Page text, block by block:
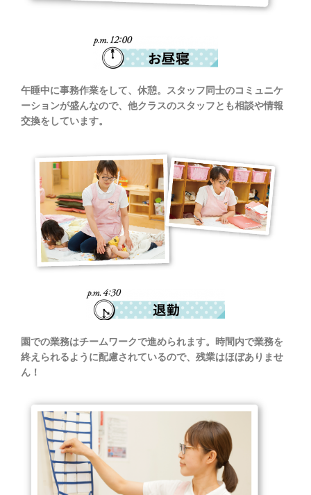
午睡中に事務作業をして、休憩。スタッフ同士のコミュニケ
ーションが盛んなので、他クラスのスタッフとも相談や情報
交換をしています。
園での業務はチームワークで進められます。時間内で業務を
終えられるように配慮されているので、残業はほぼありませ
ん！